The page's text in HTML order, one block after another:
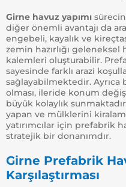
Girne havuz yapımı
diğer önemli avantajı da
engebeli, kayalık ve
zemin hazırlığı
kalemleri oluşturabilir.
sayesinde farklı arazi
sağlayabilmektedir. Ayrıca
olması, ileride konum
büyük kolaylık
yapan ve mülklerini
yatırımcılar için prefabrik
stratejik bir donanımdır.
Girne Prefabrik
Karşılaştırması